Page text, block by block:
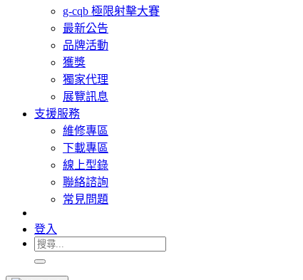
g-cqb 極限射擊大賽
最新公告
品牌活動
獲獎
獨家代理
展覽訊息
支援服務
維修專區
下載專區
線上型錄
聯絡諮詢
常見問題
登入